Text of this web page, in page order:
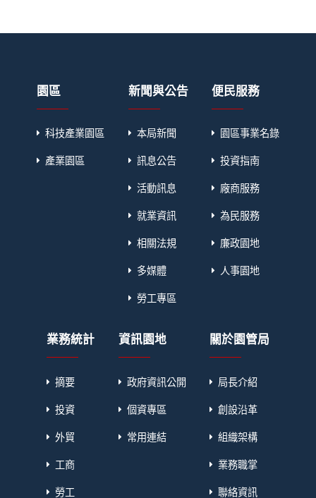
園區
科技產業園區
產業園區
新聞與公告
本局新聞
訊息公告
活動訊息
就業資訊
相關法規
多媒體
勞工專區
便民服務
園區事業名錄
投資指南
廠商服務
為民服務
廉政園地
人事園地
業務統計
摘要
投資
外貿
工商
勞工
資訊園地
政府資訊公開
個資專區
常用連結
關於園管局
局長介紹
創設沿革
組織架構
業務職掌
聯絡資訊